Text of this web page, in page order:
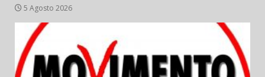
5 Agosto 2026